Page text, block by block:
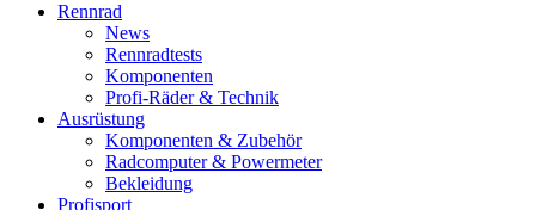
Rennrad
News
Rennradtests
Komponenten
Profi-Räder & Technik
Ausrüstung
Komponenten & Zubehör
Radcomputer & Powermeter
Bekleidung
Profisport